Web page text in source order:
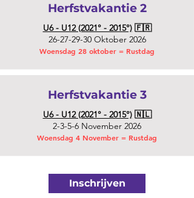
Herfstvakantie 2
U6 - U12 (2021° - 2015°)🇫🇷
26-27-29-30Oktober 2026
Woensdag 28 oktober = Rustdag
Herfstvakantie 3
U6 - U12 (2021° - 2015°)🇳🇱
2-3-5-6 November 2026
Woensdag 4 November = Rustdag
Inschrijven